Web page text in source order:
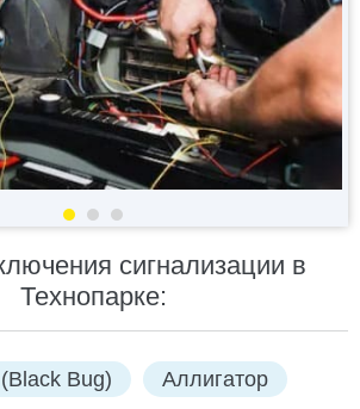
сигнализации в
Технопарке:
Bug) Аллигатор